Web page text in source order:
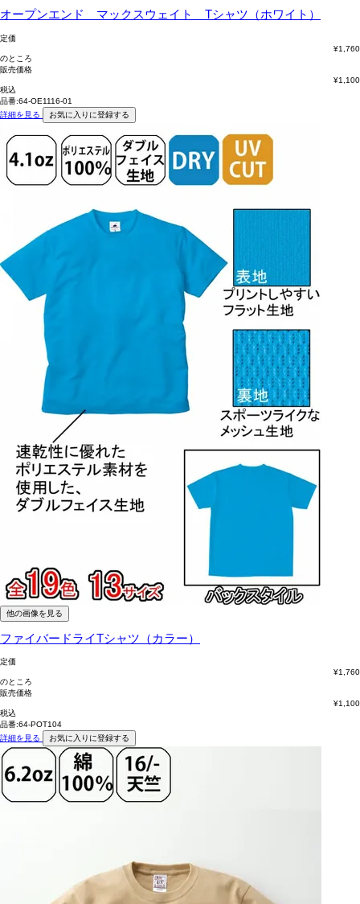
オープンエンド マックスウェイト Tシャツ（ホワイト）
定価
¥1,760
のところ
販売価格
¥1,100
税込
品番:64-OE1116-01
詳細を見る
お気に入りに登録する
他の画像を見る
ファイバードライTシャツ（カラー）
定価
¥1,760
のところ
販売価格
¥1,100
税込
品番:64-POT104
詳細を見る
お気に入りに登録する